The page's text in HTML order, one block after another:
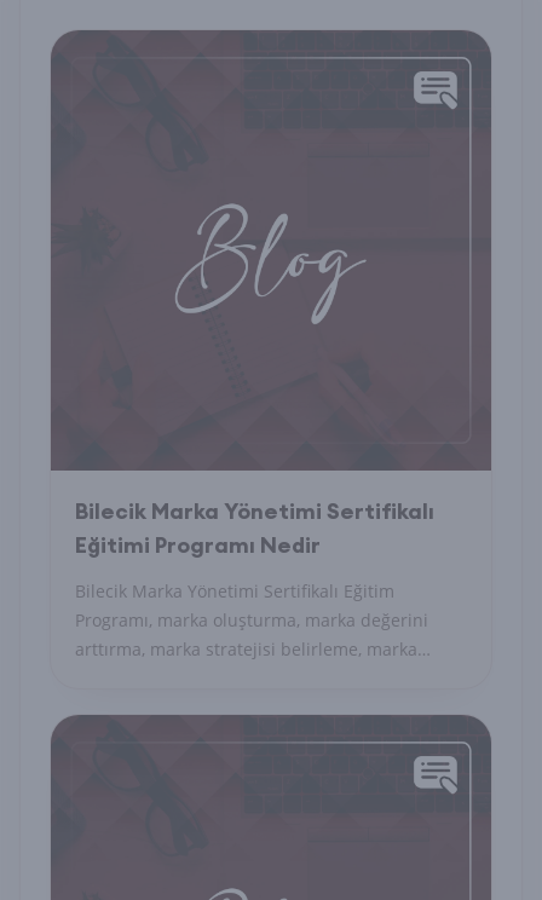
Bilecik Marka Yönetimi Sertifikalı
Eğitimi Programı Nedir
Bilecik Marka Yönetimi Sertifikalı Eğitim
Programı, marka oluşturma, marka değerini
arttırma, marka stratejisi belirleme, marka